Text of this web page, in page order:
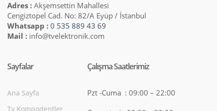
Adres : Akşemsettin Mahallesi
Cengiztopel Cad. No: 82/A Eyüp / İstanbul
Whatsapp : 0 535 889 43 69
Mail : info@tvelektronik.com
Sayfalar
Ana Sayfa
Tv Kompodentler
Çalışma Saatlerimiz
Pzt -Cuma : 09:00 – 22:00